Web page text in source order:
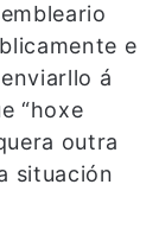
e
á
“hoxe
outra
situación